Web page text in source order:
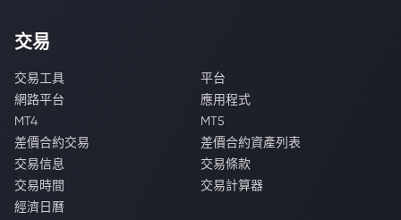
交易
交易工具
平台
網路平台
應用程式
MT4
MT5
差價合約交易
差價合約資產列表
交易信息
交易條款
交易時間
交易計算器
經濟日曆